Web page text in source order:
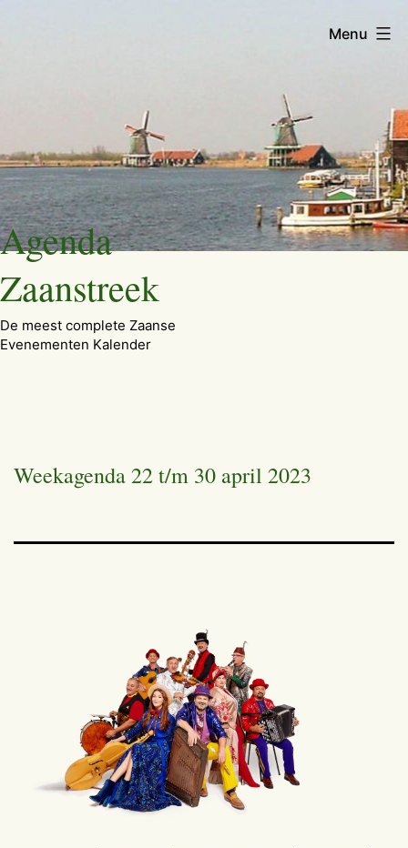
Ga
naar
de
inhoud
Agenda
Zaanstreek
De meest complete Zaanse
Evenementen Kalender
Menu
Weekagenda 22 t/m 30 april 2023